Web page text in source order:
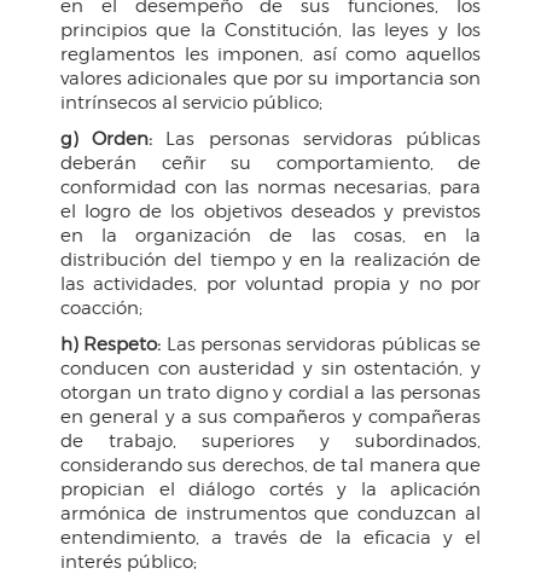
en el desempeño de sus funciones, los
principios que la Constitución, las leyes y los
reglamentos les imponen, así como aquellos
valores adicionales que por su importancia son
intrínsecos al servicio público;
g) Orden: Las personas servidoras públicas
deberán ceñir su comportamiento, de
conformidad con las normas necesarias, para
el logro de los objetivos deseados y previstos
en la organización de las cosas, en la
distribución del tiempo y en la realización de
las actividades, por voluntad propia y no por
coacción;
h) Respeto: Las personas servidoras públicas se
conducen con austeridad y sin ostentación, y
otorgan un trato digno y cordial a las personas
en general y a sus compañeros y compañeras
de trabajo, superiores y subordinados,
considerando sus derechos, de tal manera que
propician el diálogo cortés y la aplicación
armónica de instrumentos que conduzcan al
entendimiento, a través de la eficacia y el
interés público;